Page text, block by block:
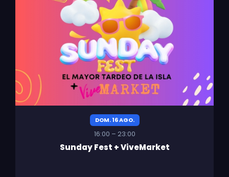
DOM. 16 AGO.
16:00 – 23:00
Sunday Fest + ViveMarket